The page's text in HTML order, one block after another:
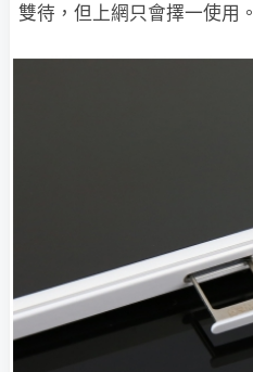
雙待，但上網只會擇一使用。